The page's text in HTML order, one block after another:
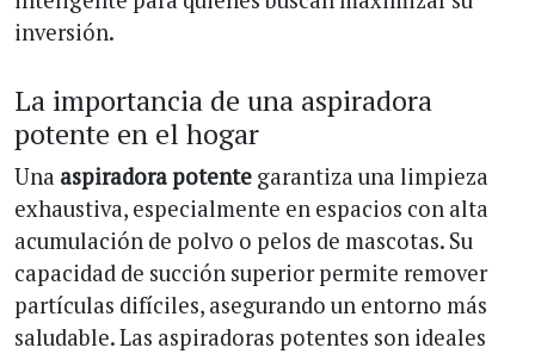
inversión.
La importancia de una aspiradora
potente en el hogar
Una aspiradora potente garantiza una limpieza
exhaustiva, especialmente en espacios con alta
acumulación de polvo o pelos de mascotas. Su
capacidad de succión superior permite remover
partículas difíciles, asegurando un entorno más
saludable. Las aspiradoras potentes son ideales